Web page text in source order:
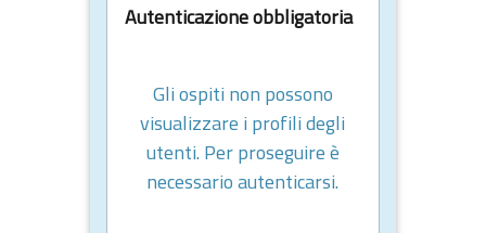
Autenticazione obbligatoria
Gli ospiti non possono
visualizzare i profili degli
utenti. Per proseguire è
necessario autenticarsi.